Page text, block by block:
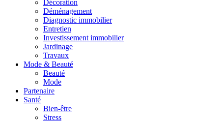
Décoration
Déménagement
Diagnostic immobilier
Entretien
Investissement immobilier
Jardinage
Travaux
Mode & Beauté
Beauté
Mode
Partenaire
Santé
Bien-être
Stress